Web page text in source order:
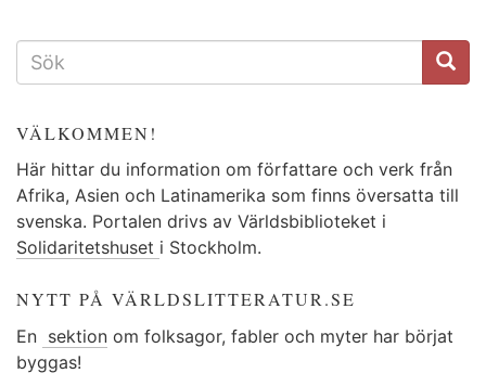
SÖKFORMULÄR
VÄLKOMMEN!
Här hittar du information om författare och verk från
Afrika, Asien och Latinamerika som finns översatta till
svenska. Portalen drivs av Världsbiblioteket i
Solidaritetshuset i Stockholm.
NYTT PÅ VÄRLDSLITTERATUR.SE
En sektion om folksagor, fabler och myter har börjat
byggas!